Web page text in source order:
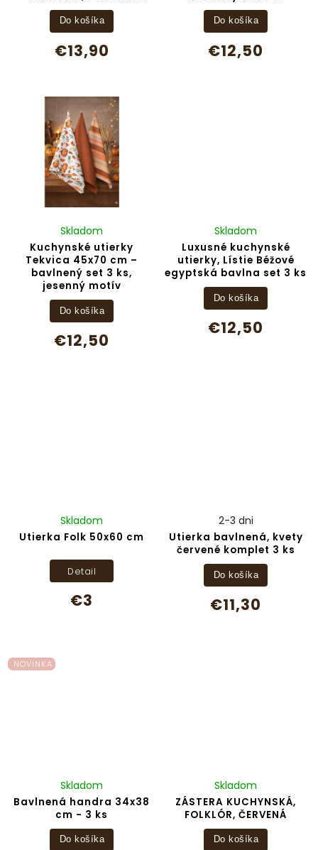
€13,90
Do košíka
€12,50
Do košíka
Kuchynské utierky
Tekvica 45x70 cm –
bavlnený set 3 ks,
jesenný motív
Skladom
€12,50
Do košíka
Luxusné kuchynské
utierky, Lístie Béžové
egyptská bavlna set 3 ks
Skladom
€12,50
Do košíka
Utierka Folk 50x60 cm
Skladom
€3
Detail
Utierka bavlnená, kvety
červené komplet 3 ks
2-3 dni
€11,30
Do košíka
NOVINKA
Bavlnená handra 34x38
cm - 3 ks
Skladom
Do košíka
ZÁSTERA KUCHYNSKÁ,
FOLKLÓR, ČERVENÁ
Skladom
Do košíka